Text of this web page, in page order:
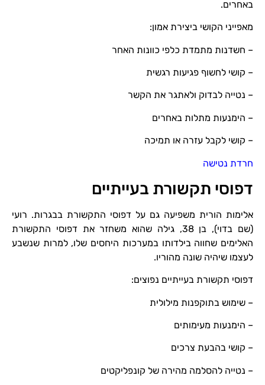
באחרים.
מאפייני הקושי ביצירת אמון:
– חשדנות מתמדת כלפי כוונות האחר
– קושי לחשוף פגיעות רגשית
– נטייה לבדוק ולאתגר את הקשר
– הימנעות מתלות באחרים
– קושי לקבל עזרה או תמיכה
חרדת נטישה
דפוסי תקשורת בעייתיים
אלימות הורית משפיעה גם על דפוסי התקשורת בבגרות. רועי
(שם בדוי), בן 38, גילה שהוא משחזר את דפוסי התקשורת
האלימים שחווה בילדותו במערכות היחסים שלו, למרות שנשבע
לעצמו שיהיה שונה מהוריו.
דפוסי תקשורת בעייתיים נפוצים:
– שימוש בתוקפנות מילולית
– הימנעות מעימותים
– קושי בהבעת צרכים
– נטייה להסלמה מהירה של קונפליקטים